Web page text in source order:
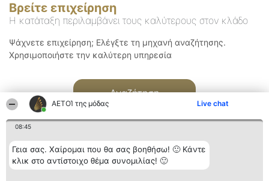
ΑΕΤΟΊ της μόδας Live chat
08:45
Γεια σας. Χαίρομαι που θα σας βοηθήσω! 🙂 Κάντε
κλικ στο αντίστοιχο θέμα συνομιλίας! 🙂
Βρείτε επιχείρηση
Η κατάταξη περιλαμβάνει τους καλύτερους στον κλάδο
Ψάχνετε επιχείρηση; Ελέγξτε τη μηχανή αναζήτησης.
Χρησιμοποιήστε την καλύτερη υπηρεσία
Αναζήτηση